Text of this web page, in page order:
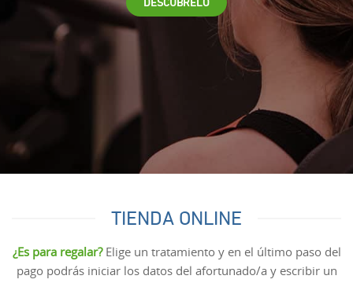
TIENDA ONLINE
¿Es para regalar?Elige un tratamiento y en el último paso del
pago podrás iniciar los datos del afortunado/a y escribir un